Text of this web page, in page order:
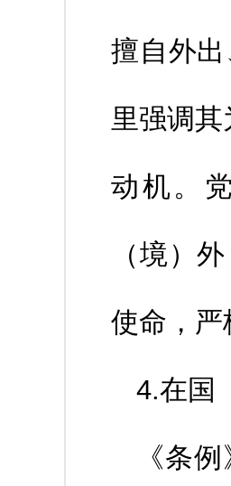
擅自外
里强调
动机。
（境）
使命，
4.在国
《条